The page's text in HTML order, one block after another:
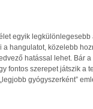
egyik
a hangulatot, közelebb
hatással lehet. Bár
fontos szerepet játszik a
gyógyszerként”